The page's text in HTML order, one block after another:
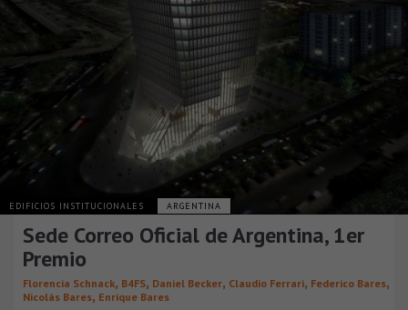
EDIFICIOS INSTITUCIONALES ARGENTINA
Sede Correo Oficial de Argentina, 1er
Premio
Florencia Schnack, B4FS, Daniel Becker, Claudio Ferrari, Federico Bares,
Nicolás Bares, Enrique Bares